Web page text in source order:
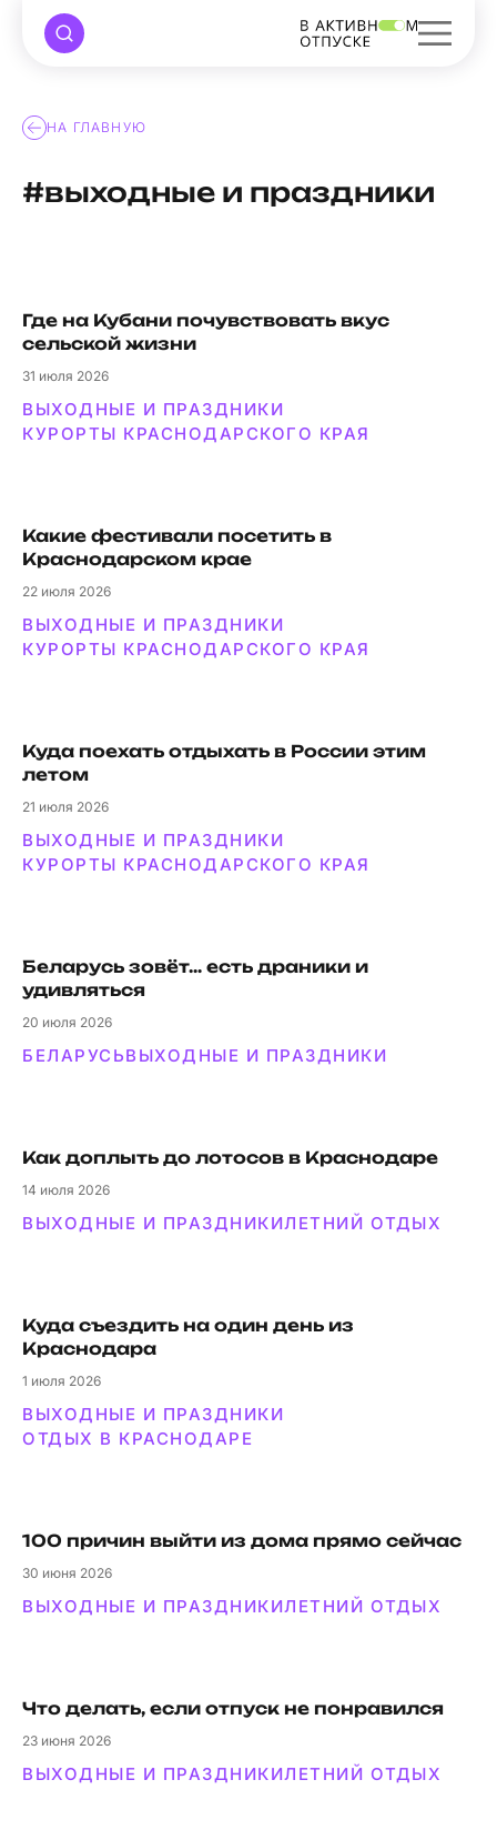
НА ГЛАВНУЮ
#выходные и праздники
Где на Кубани почувствовать вкус
сельской жизни
31 июля 2026
ВЫХОДНЫЕ И ПРАЗДНИКИ
КУРОРТЫ КРАСНОДАРСКОГО КРАЯ
Какие фестивали посетить в
Краснодарском крае
22 июля 2026
ВЫХОДНЫЕ И ПРАЗДНИКИ
КУРОРТЫ КРАСНОДАРСКОГО КРАЯ
Куда поехать отдыхать в России этим
летом
21 июля 2026
ВЫХОДНЫЕ И ПРАЗДНИКИ
КУРОРТЫ КРАСНОДАРСКОГО КРАЯ
Беларусь зовёт… есть драники и
удивляться
20 июля 2026
БЕЛАРУСЬВЫХОДНЫЕ И ПРАЗДНИКИ
Как доплыть до лотосов в Краснодаре
14 июля 2026
ВЫХОДНЫЕ И ПРАЗДНИКИЛЕТНИЙ ОТДЫХ
Куда съездить на один день из
Краснодара
1 июля 2026
ВЫХОДНЫЕ И ПРАЗДНИКИ
ОТДЫХ В КРАСНОДАРЕ
100 причин выйти из дома прямо сейчас
30 июня 2026
ВЫХОДНЫЕ И ПРАЗДНИКИЛЕТНИЙ ОТДЫХ
Что делать, если отпуск не понравился
23 июня 2026
ВЫХОДНЫЕ И ПРАЗДНИКИЛЕТНИЙ ОТДЫХ